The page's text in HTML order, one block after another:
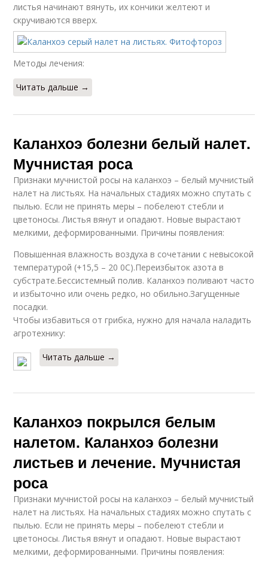
листья начинают вянуть, их кончики желтеют и
скручиваются вверх.
Методы лечения:
Читать дальше →
Каланхоэ болезни белый налет.
Мучнистая роса
Признаки мучнистой росы на каланхоэ – белый мучнистый
налет на листьях. На начальных стадиях можно спутать с
пылью. Если не принять меры – побелеют стебли и
цветоносы. Листья вянут и опадают. Новые вырастают
мелкими, деформированными. Причины появления:
Повышенная влажность воздуха в сочетании с невысокой
температурой (+15,5 – 20 0С).Переизбыток азота в
субстрате.Бессистемный полив. Каланхоэ поливают часто
и избыточно или очень редко, но обильно.Загущенные
посадки.
Чтобы избавиться от грибка, нужно для начала наладить
агротехнику:
Читать дальше →
Каланхоэ покрылся белым
налетом. Каланхоэ болезни
листьев и лечение. Мучнистая
роса
Признаки мучнистой росы на каланхоэ – белый мучнистый
налет на листьях. На начальных стадиях можно спутать с
пылью. Если не принять меры – побелеют стебли и
цветоносы. Листья вянут и опадают. Новые вырастают
мелкими, деформированными. Причины появления: